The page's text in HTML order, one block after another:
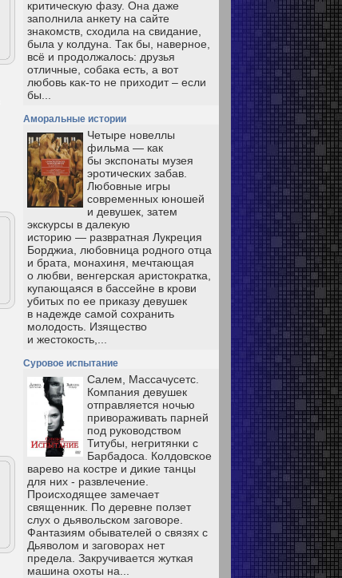
критическую фазу. Она даже
заполнила анкету на сайте
знакомств, сходила на свидание,
была у колдуна. Так бы, наверное,
всё и продолжалось: друзья
отличные, собака есть, а вот
любовь как-то не приходит – если
бы...
Аморальные истории
Четыре новеллы
фильма — как
бы экспонаты музея
эротических забав.
Любовные игры
современных юношей
и девушек, затем
экскурсы в далекую
историю — развратная Лукреция
Борджиа, любовница родного отца
и брата, монахиня, мечтающая
о любви, венгерская аристократка,
купающаяся в бассейне в крови
убитых по ее приказу девушек
в надежде самой сохранить
молодость. Изящество
и жестокость,...
Суровое испытание
Салем, Массачусетс.
Компания девушек
отправляется ночью
привораживать парней
под руководством
Титубы, негритянки с
Барбадоса. Колдовское
варево на костре и дикие танцы
для них - развлечение.
Происходящее замечает
священник. По деревне ползет
слух о дьявольском заговоре.
Фантазиям обывателей о связях с
Дьяволом и заговорах нет
предела. Закручивается жуткая
машина охоты на...